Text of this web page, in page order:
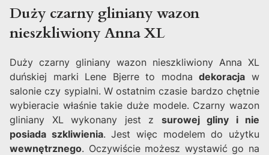
Duży czarny gliniany wazon
nieszkliwiony Anna XL
Duży czarny gliniany wazon nieszkliwiony Anna XL
duńskiej marki Lene Bjerre to modnadekoracja w
salonie czy sypialni. W ostatnim czasie bardzo chętnie
wybieracie właśnie takie duże modele. Czarny wazon
gliniany XL wykonany jest z surowej gliny i nie
posiada szkliwienia. Jest więc modelem do użytku
wewnętrznego. Oczywiście możesz wystawić go na